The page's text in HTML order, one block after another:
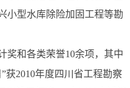
小型水库除险加固工程等勘
奖和各类荣誉10余项，其中
获2010年度四川省工程勘察